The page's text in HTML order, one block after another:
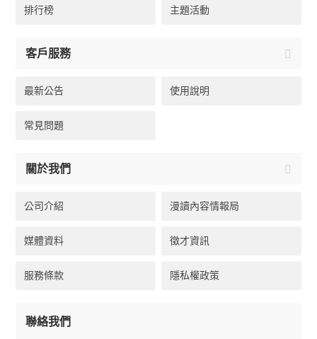
排行榜 主題活動
客戶服務
最新公告 使用說明
常見問題
關於我們
公司介紹 漫讀內容情報局
媒體資料 徵才資訊
服務條款 隱私權政策
聯絡我們